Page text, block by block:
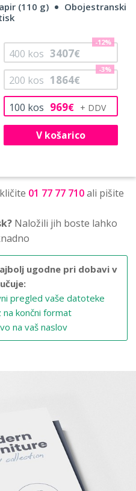
(110 g)
Obojestranski
100 kos 969€
200 kos 1864€
-3%
400 kos 3407€
-12%
V košarico
01 77 77 710ali pišite
Naložili jih boste lahko
ugodne pri dobavi v
pregled vaše datoteke
končni format
na vaš naslov